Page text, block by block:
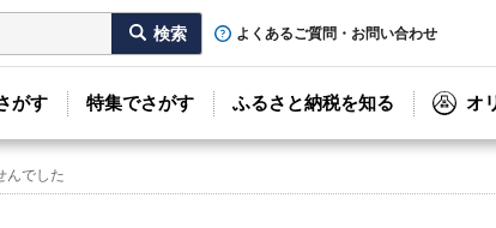
よくあるご質問・お問い合わせ
がす 特集でさがす ふるさと納税を知る オ
んでした